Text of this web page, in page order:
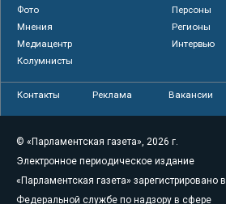
Фото
Персоны
Мнения
Регионы
Медиацентр
Интервью
Колумнисты
Контакты Реклама Вакансии
© «Парламентская газета», 2026 г.
Электронное периодическое издание
«Парламентская газета» зарегистрировано в
Федеральной службе по надзору в сфере